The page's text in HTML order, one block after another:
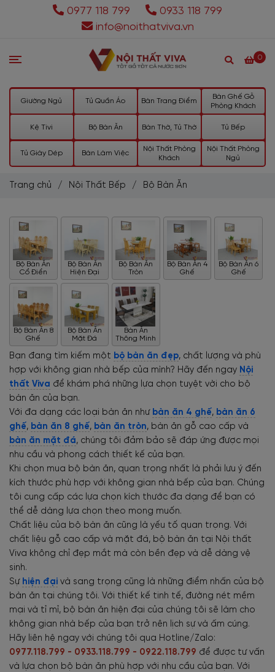
0977 118 799
0933 118 799
info@noithatviva.vn
0
Giường Ngủ Tủ Quần Áo Bàn Trang Điểm
Bàn Ghế Gỗ
Phòng Khách
Kệ Tivi Bộ Bàn Ăn Bàn Thờ, Tủ Thờ Tủ Bếp
Tủ Giày Dép Bàn Làm Việc
Nội Thất Phòng
Khách
Nội Thất Phòng
Ngủ
Trang chủ / Nội Thất Bếp / Bộ Bàn Ăn
Bộ Bàn Ăn
Cổ Điển
Bộ Bàn Ăn
Hiện Đại
Bộ Bàn Ăn
Tròn
Bộ Bàn Ăn 4
Ghế
Bộ Bàn Ăn 6
Ghế
Bộ Bàn Ăn 8
Ghế
Bộ Bàn Ăn
Mặt Đá
Bàn Ăn
Thông Minh
Bạn đang tìm kiếm một bộ bàn ăn đẹp, chất lượng và phù
hợp với không gian nhà bếp của mình? Hãy đến ngay Nội
thất Viva để khám phá những lựa chọn tuyệt vời cho bộ
bàn ăn của bạn.
Với đa dạng các loại bàn ăn như bàn ăn 4 ghế, bàn ăn 6
ghế, bàn ăn 8 ghế, bàn ăn tròn, bàn ăn gỗ cao cấp và
bàn ăn mặt đá, chúng tôi đảm bảo sẽ đáp ứng được mọi
nhu cầu và phong cách thiết kế của bạn.
Khi chọn mua bộ bàn ăn, quan trọng nhất là phải lưu ý đến
kích thước phù hợp với không gian nhà bếp của bạn. Chúng
tôi cung cấp các lựa chọn kích thước đa dạng để bạn có
thể dễ dàng lựa chọn theo mong muốn.
Chất liệu của bộ bàn ăn cũng là yếu tố quan trọng. Với
chất liệu gỗ cao cấp và mặt đá, bộ bàn ăn tại Nội thất
Viva không chỉ đẹp mắt mà còn bền đẹp và dễ dàng vệ
sinh.
Sự hiện đại và sang trọng cũng là những điểm nhấn của bộ
bàn ăn tại chúng tôi. Với thiết kế tinh tế, đường nét mềm
mại và tỉ mỉ, bộ bàn ăn hiện đại của chúng tôi sẽ làm cho
không gian nhà bếp của bạn trở nên lịch sự và ấm cúng.
Hãy liên hệ ngay với chúng tôi qua Hotline/Zalo:
0977.118.799 - 0933.118.799 - 0922.118.799 để được tư vấn
và lựa chọn bộ bàn ăn phù hợp với nhu cầu của bạn. Với